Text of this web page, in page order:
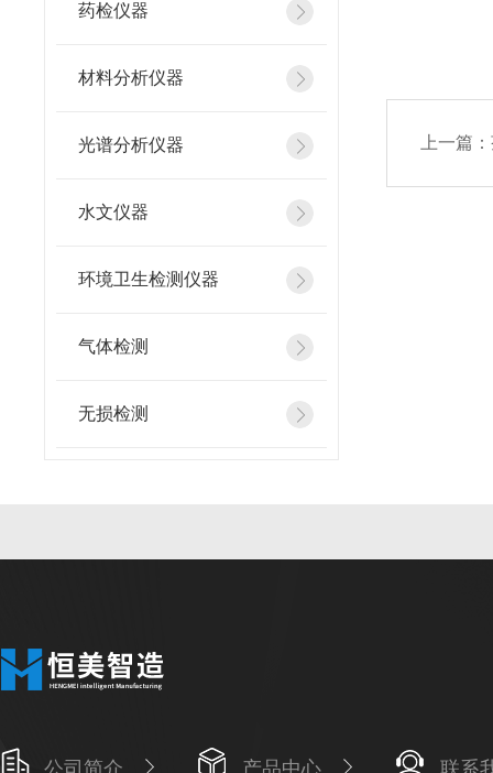
药检仪器
材料分析仪器
光谱分析仪器
水文仪器
环境卫生检测仪器
气体检测
无损检测
上一篇：
公司简介 产品中心 联系